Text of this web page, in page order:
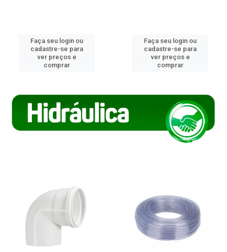
Faça seu login ou
cadastre-se para
ver preços e
comprar
Faça seu login ou
cadastre-se para
ver preços e
comprar